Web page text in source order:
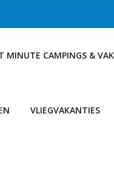
MINUTE CAMPINGS &
VLIEGVAKANTIES